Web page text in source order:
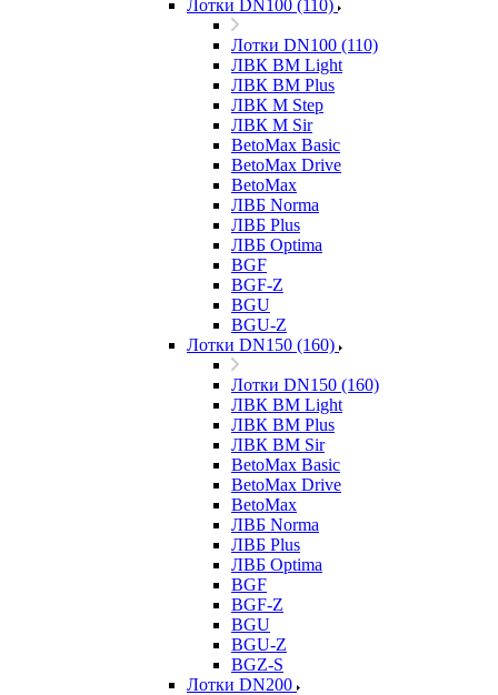
Лотки DN100 (110)
Лотки DN100 (110)
ЛВК ВМ Light
ЛВК ВМ Plus
ЛВК М Step
ЛВК М Sir
BetoMax Basic
BetoMax Drive
BetoMax
ЛВБ Norma
ЛВБ Plus
ЛВБ Optima
BGF
BGF-Z
BGU
BGU-Z
Лотки DN150 (160)
Лотки DN150 (160)
ЛВК ВМ Light
ЛВК ВМ Plus
ЛВК ВМ Sir
BetoMax Basic
BetoMax Drive
BetoMax
ЛВБ Norma
ЛВБ Plus
ЛВБ Optima
BGF
BGF-Z
BGU
BGU-Z
BGZ-S
Лотки DN200